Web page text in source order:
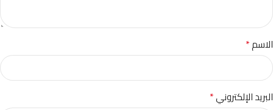
الاسم*
البريد الإلكتروني*